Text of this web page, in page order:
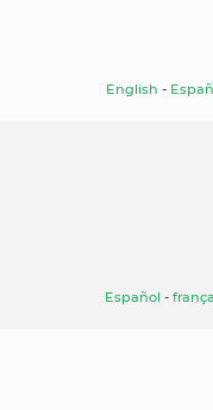
English -
Español -